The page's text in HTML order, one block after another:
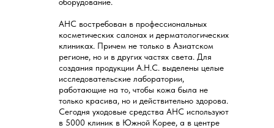
AHC востребован в профессиональных
косметических салонах и дерматологических
клиниках. Причем не только в Азиатском
регионе, но и в других частях света. Для
создания продукции A.H.C. выделены целые
исследовательские лаборатории,
работающие на то, чтобы кожа была не
только красива, но и действительно здорова.
Сегодня уходовые средства AHC используют
в 5000 клиник в Южной Корее, а в центре